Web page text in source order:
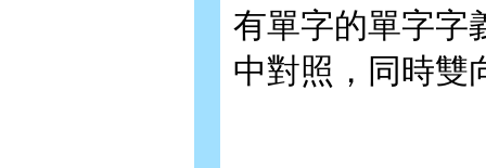
有單字的單字字
中對照，同時雙